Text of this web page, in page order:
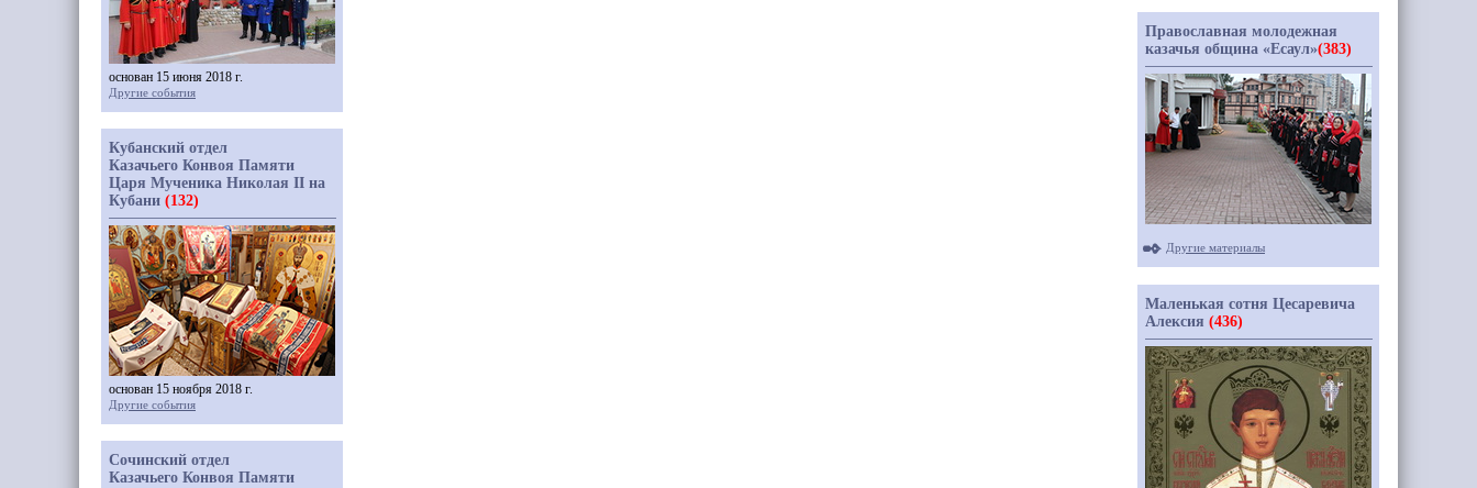
основан 15 июня 2018 г.
Другие события
Кубанский отдел
Казачьего Конвоя Памяти
Царя Мученика Николая II на
Кубани (132)
основан 15 ноября 2018 г.
Другие события
Сочинский отдел
Казачьего Конвоя Памяти
Православная молодежная
казачья община «Есаул»(383)
Другие материалы
Маленькая сотня Цесаревича
Алексия (436)